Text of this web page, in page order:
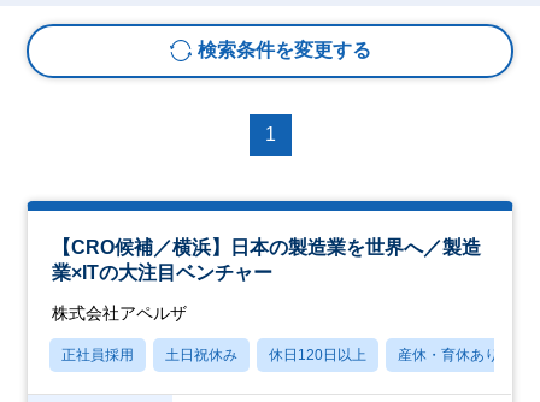
検索条件を変更する
1
【CRO候補／横浜】日本の製造業を世界へ／製造
業×ITの大注目ベンチャー
株式会社アペルザ
正社員採用 土日祝休み 休日120日以上 産休・育休あり